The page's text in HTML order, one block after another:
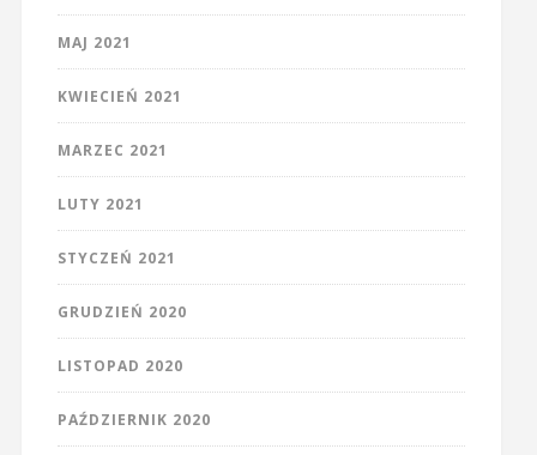
MAJ 2021
KWIECIEŃ 2021
MARZEC 2021
LUTY 2021
STYCZEŃ 2021
GRUDZIEŃ 2020
LISTOPAD 2020
PAŹDZIERNIK 2020